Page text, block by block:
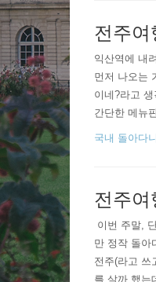
전주
익산역에 내
먼저 나오는
이네?라고
간단한 메뉴
당했음 : ) 대
국내 돌아다
전주
이번 주말,
만 정작 돌아
전주(라고 쓰
를 살까 했는